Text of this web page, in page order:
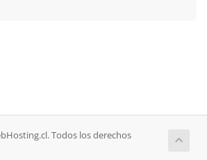
Todos los derechos